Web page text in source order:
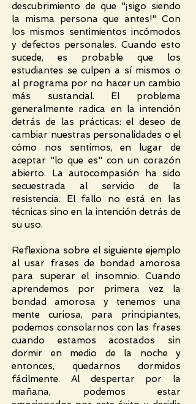
descubrimiento de que "¡sigo siendo
la misma persona que antes!" Con
los mismos sentimientos incómodos
y defectos personales. Cuando esto
sucede, es probable que los
estudiantes se culpen a sí mismos o
al programa por no hacer un cambio
más sustancial. El problema
generalmente radica en la intención
detrás de las prácticas: el deseo de
cambiar nuestras personalidades o el
cómo nos sentimos, en lugar de
aceptar "lo que es" con un corazón
abierto. La autocompasión ha sido
secuestrada al servicio de la
resistencia. El fallo no está en las
técnicas sino en la intención detrás de
su uso.
Reflexiona sobre el siguiente ejemplo
al usar frases de bondad amorosa
para superar el insomnio. Cuando
aprendemos por primera vez la
bondad amorosa y tenemos una
mente curiosa, para principiantes,
podemos consolarnos con las frases
cuando estamos acostados sin
dormir en medio de la noche y
entonces, quedarnos dormidos
fácilmente. Al despertar por la
mañana, podemos estar